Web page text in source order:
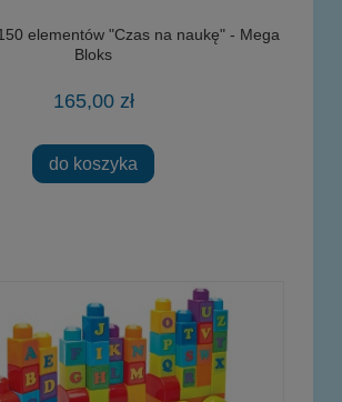
elementów "Czas na naukę" - Mega
Bloks
165,00 zł
do koszyka